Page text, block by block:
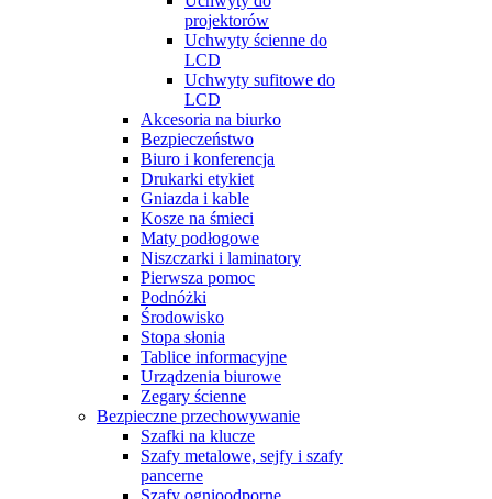
projektorów
Uchwyty ścienne do
LCD
Uchwyty sufitowe do
LCD
Akcesoria na biurko
Bezpieczeństwo
Biuro i konferencja
Drukarki etykiet
Gniazda i kable
Kosze na śmieci
Maty podłogowe
Niszczarki i laminatory
Pierwsza pomoc
Podnóżki
Środowisko
Stopa słonia
Tablice informacyjne
Urządzenia biurowe
Zegary ścienne
Bezpieczne przechowywanie
Szafki na klucze
Szafy metalowe, sejfy i szafy
pancerne
Szafy ognioodporne